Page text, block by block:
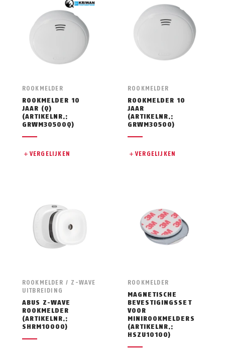
ROOKMELDER
ROOKMELDER 10
JAAR (Q)
(ARTIKELNR.:
GRWM30500Q)
VERGELIJKEN
ROOKMELDER
ROOKMELDER 10
JAAR
(ARTIKELNR.:
GRWM30500)
VERGELIJKEN
ROOKMELDER / Z-WAVE
UITBREIDING
ABUS Z-WAVE
ROOKMELDER
(ARTIKELNR.:
SHRM10000)
ROOKMELDER
MAGNETISCHE
BEVESTIGINGSSET
VOOR
MINIROOKMELDERS
(ARTIKELNR.:
HSZU10100)